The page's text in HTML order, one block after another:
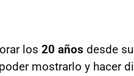
los 20 años desde
mostrarlo y hacer